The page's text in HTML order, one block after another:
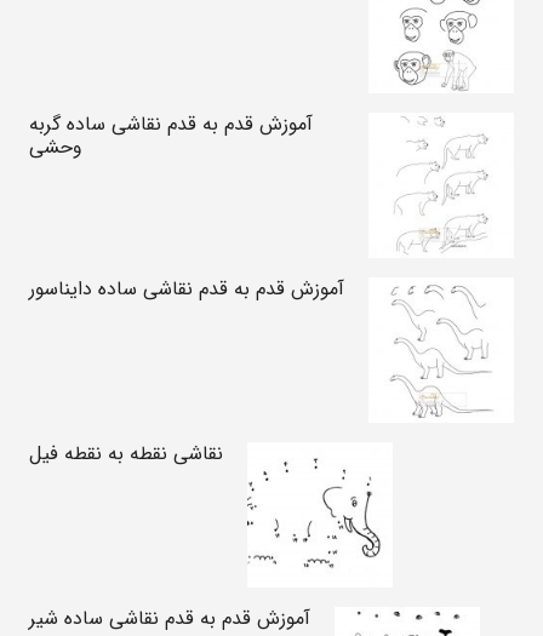
آموزش قدم به قدم نقاشی ساده گربه
وحشی
آموزش قدم به قدم نقاشی ساده دایناسور
نقاشی نقطه به نقطه فیل
آموزش قدم به قدم نقاشی ساده شیر